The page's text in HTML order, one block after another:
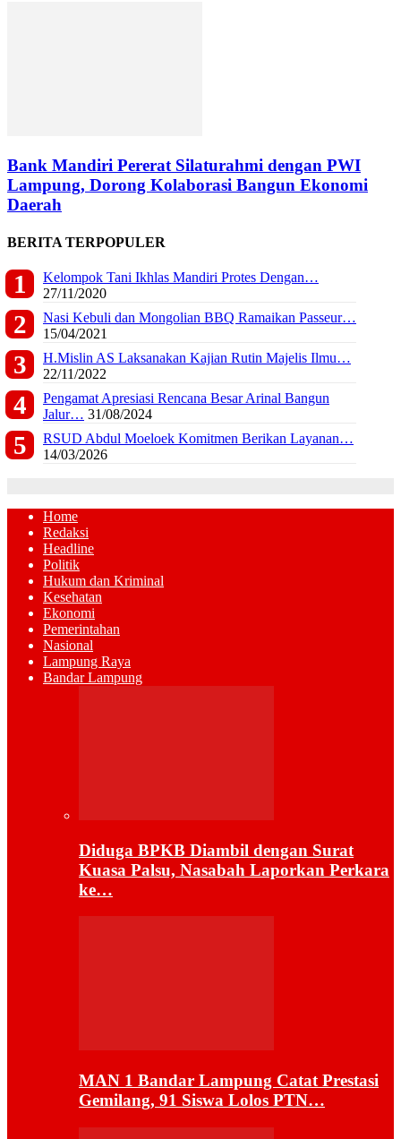
Bank Mandiri Pererat Silaturahmi dengan PWI
Lampung, Dorong Kolaborasi Bangun Ekonomi
Daerah
BERITA TERPOPULER
Kelompok Tani Ikhlas Mandiri Protes Dengan…
27/11/2020
Nasi Kebuli dan Mongolian BBQ Ramaikan Passeur…
15/04/2021
H.Mislin AS Laksanakan Kajian Rutin Majelis Ilmu…
22/11/2022
Pengamat Apresiasi Rencana Besar Arinal Bangun
Jalur… 31/08/2024
RSUD Abdul Moeloek Komitmen Berikan Layanan…
14/03/2026
Home
Redaksi
Headline
Politik
Hukum dan Kriminal
Kesehatan
Ekonomi
Pemerintahan
Nasional
Lampung Raya
Bandar Lampung
Diduga BPKB Diambil dengan Surat
Kuasa Palsu, Nasabah Laporkan Perkara
ke…
MAN 1 Bandar Lampung Catat Prestasi
Gemilang, 91 Siswa Lolos PTN…